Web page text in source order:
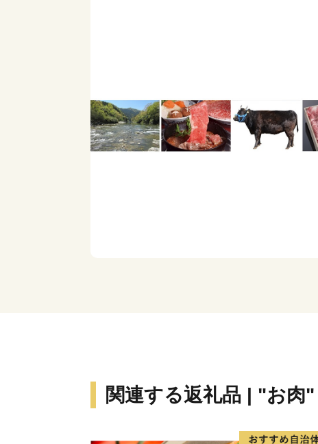
関連する返礼品 | "お肉"